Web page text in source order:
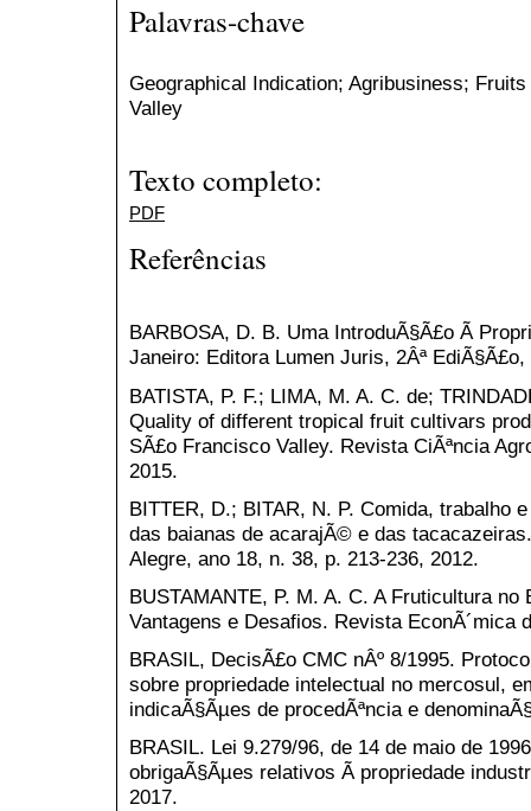
Palavras-chave
Geographical Indication; Agribusiness;
Valley
Texto completo:
PDF
Referências
BARBOSA, D. B. Uma IntroduÃ§Ã£o Ã
Janeiro: Editora Lumen Juris, 2Âª EdiÃ§Ã£o,
BATISTA, P. F.; LIMA, M. A. C. de;
Quality of different tropical fruit cultivars
SÃ£o Francisco Valley. Revista CiÃªncia
2015.
BITTER, D.; BITAR, N. P. Comida, trabalho
das baianas de acarajÃ© e das
Alegre, ano 18, n. 38, p. 213-236, 2012.
BUSTAMANTE, P. M. A. C. A Fruticultura
Vantagens e Desafios. Revista EconÃ´mica
BRASIL, DecisÃ£o CMC nÂº 8/1995.
sobre propriedade intelectual no mercosul,
indicaÃ§Ãµes de procedÃªncia e
BRASIL. Lei 9.279/96, de 14 de maio de
obrigaÃ§Ãµes relativos Ã propriedade
2017.